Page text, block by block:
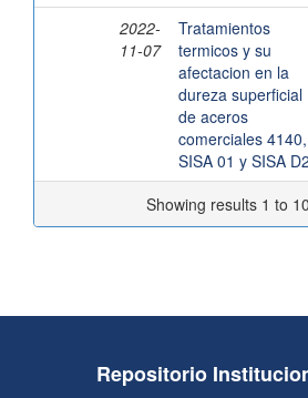
2022-
11-07
Tratamientos
termicos y su
afectacion en la
dureza superficial
de aceros
comerciales 4140,
SISA 01 y SISA D2
Showing results 1 to
Repositorio